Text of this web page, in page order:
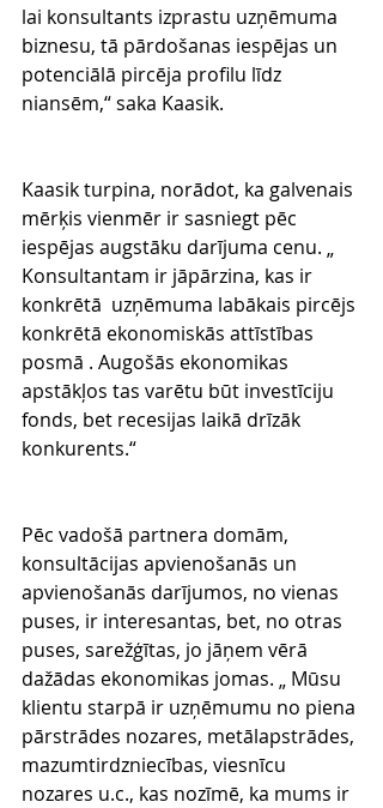
lai konsultants izprastu uzņēmuma
biznesu, tā pārdošanas iespējas un
potenciālā pircēja profilu līdz
niansēm,“ saka Kaasik.
Kaasik turpina, norādot, ka galvenais
mērķis vienmēr ir sasniegt pēc
iespējas augstāku darījuma cenu. „
Konsultantam ir jāpārzina, kas ir
konkrētā  uzņēmuma labākais pircējs
konkrētā ekonomiskās attīstības
posmā . Augošās ekonomikas
apstākļos tas varētu būt investīciju
fonds, bet recesijas laikā drīzāk
konkurents.“
Pēc vadošā partnera domām,
konsultācijas apvienošanās un
apvienošanās darījumos, no vienas
puses, ir interesantas, bet, no otras
puses, sarežģītas, jo jāņem vērā
dažādas ekonomikas jomas. „ Mūsu
klientu starpā ir uzņēmumu no piena
pārstrādes nozares, metālapstrādes,
mazumtirdzniecības, viesnīcu
nozares u.c., kas nozīmē, ka mums ir